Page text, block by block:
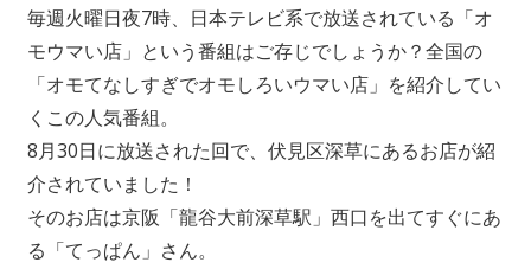
毎週火曜日夜7時、日本テレビ系で放送されている「オ
モウマい店」という番組はご存じでしょうか？全国の
「オモてなしすぎでオモしろいウマい店」を紹介してい
くこの人気番組。
8月30日に放送された回で、伏見区深草にあるお店が紹
介されていました！
そのお店は京阪「龍谷大前深草駅」西口を出てすぐにあ
る「てっぱん」さん。